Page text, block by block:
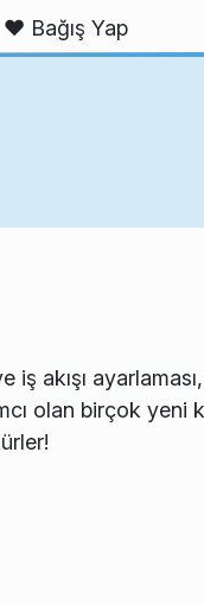
❤️ Bağış Yap
akışı
olan birçok yeni